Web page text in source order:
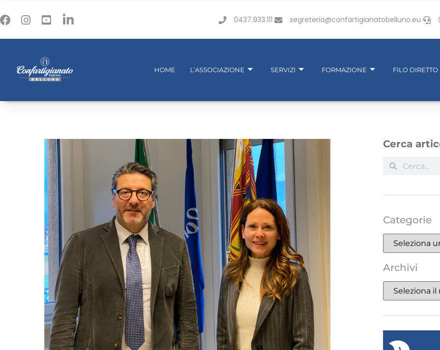
0437.933.111 segreteria@confartigianatobelluno.eu
HOME L’ASSOCIAZIONE SERVIZI FORMAZIONE FILO DIRETTO
Cerca
Categorie
Archivi